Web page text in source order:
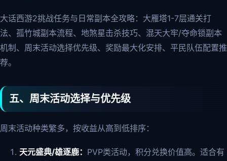
大话西游2挑战任务与日常副本全攻略：大雁塔1-7层通关打
法、孤竹城副本流程、地煞星击杀技巧、混天大牢/夺命锁副本
机制、周末活动选择优先级、奖励最大化安排、平民队伍配置推
荐。
五、周末活动选择与优先级
周末活动种类繁多，按收益从高到低排序：
天元盛典/雄逐鹿： PVP类活动，积分兑换价值高。适合有